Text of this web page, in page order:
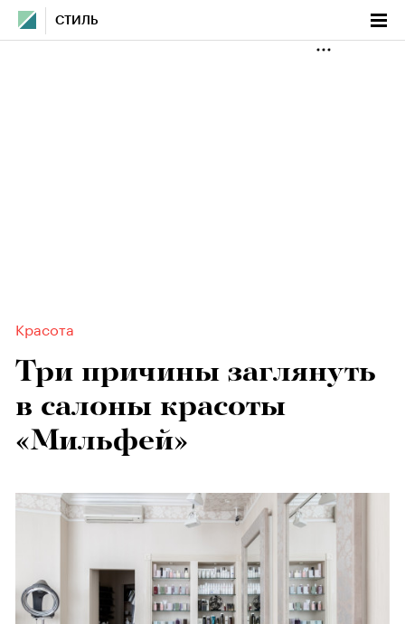
СТИЛЬ
Красота
Три причины заглянуть
в салоны красоты
«Мильфей»